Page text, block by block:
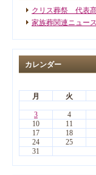
クリス葬祭 代表
家族葬関連ニュー
カレンダー
月
火
3
4
10
11
17
18
24
25
31